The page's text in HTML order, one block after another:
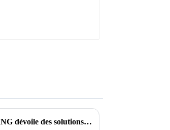
La société GUOPENG PRINTING PACKAGING dévoile des solutions d'emballage révolutionnaires pour répondre aux besoins changeants du marché